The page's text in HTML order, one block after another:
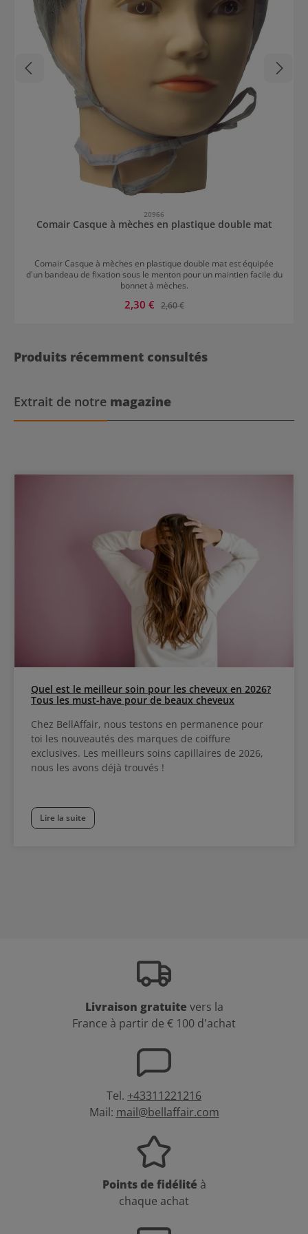
20966
Comair Casque à mèches en plastique double mat
Comair Casque à mèches en plastique double mat est équipée
d'un bandeau de fixation sous le menton pour un maintien facile du
bonnet à mèches.
Prix de vente :
2,30 € Prix régulier :
2,60 €
Produits récemment consultés
Extrait de notre magazine
Quel est le meilleur soin pour les cheveux en 2026?
Tous les must-have pour de beaux cheveux
Chez BellAffair, nous testons en permanence pour
toi les nouveautés des marques de coiffure
exclusives. Les meilleurs soins capillaires de 2026,
nous les avons déjà trouvés !
Lire la suite
Livraison gratuite vers la
France à partir de € 100 d'achat
Tel. +43311221216
Mail: mail@bellaffair.com
Points de fidélité à
chaque achat